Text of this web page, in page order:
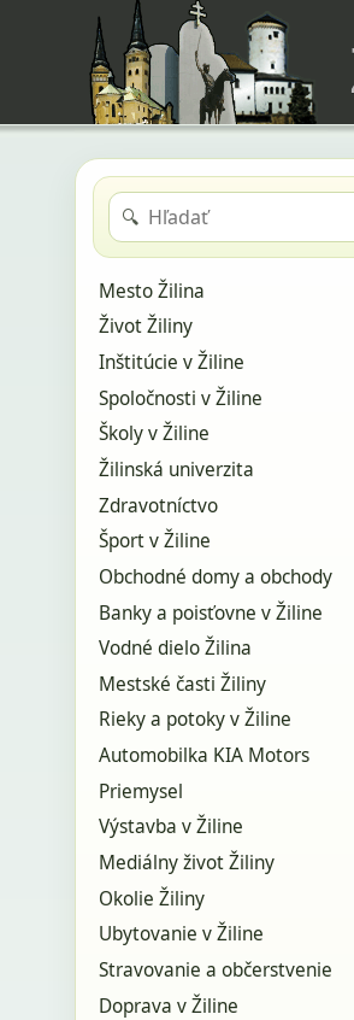
🔍
Mesto Žilina
Život Žiliny
Inštitúcie v Žiline
Spoločnosti v Žiline
Školy v Žiline
Žilinská univerzita
Zdravotníctvo
Šport v Žiline
Obchodné domy a obchody
Banky a poisťovne v Žiline
Vodné dielo Žilina
Mestské časti Žiliny
Rieky a potoky v Žiline
Automobilka KIA Motors
Priemysel
Výstavba v Žiline
Mediálny život Žiliny
Okolie Žiliny
Ubytovanie v Žiline
Stravovanie a občerstvenie
Doprava v Žiline